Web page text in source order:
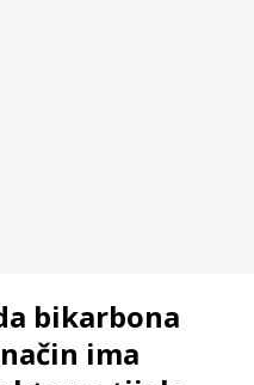
bikarbona
ima